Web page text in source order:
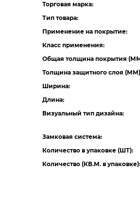
Торговая марка:
Тип товара:
Применение на покрытие:
Класс применения:
Общая толщина покрытия
Толщина защитного слоя
Ширина:
Длина:
Визуальный тип дизайна:
Замковая система:
Количество в упаковке (ШТ):
Количество (КВ.М. в упаковке):